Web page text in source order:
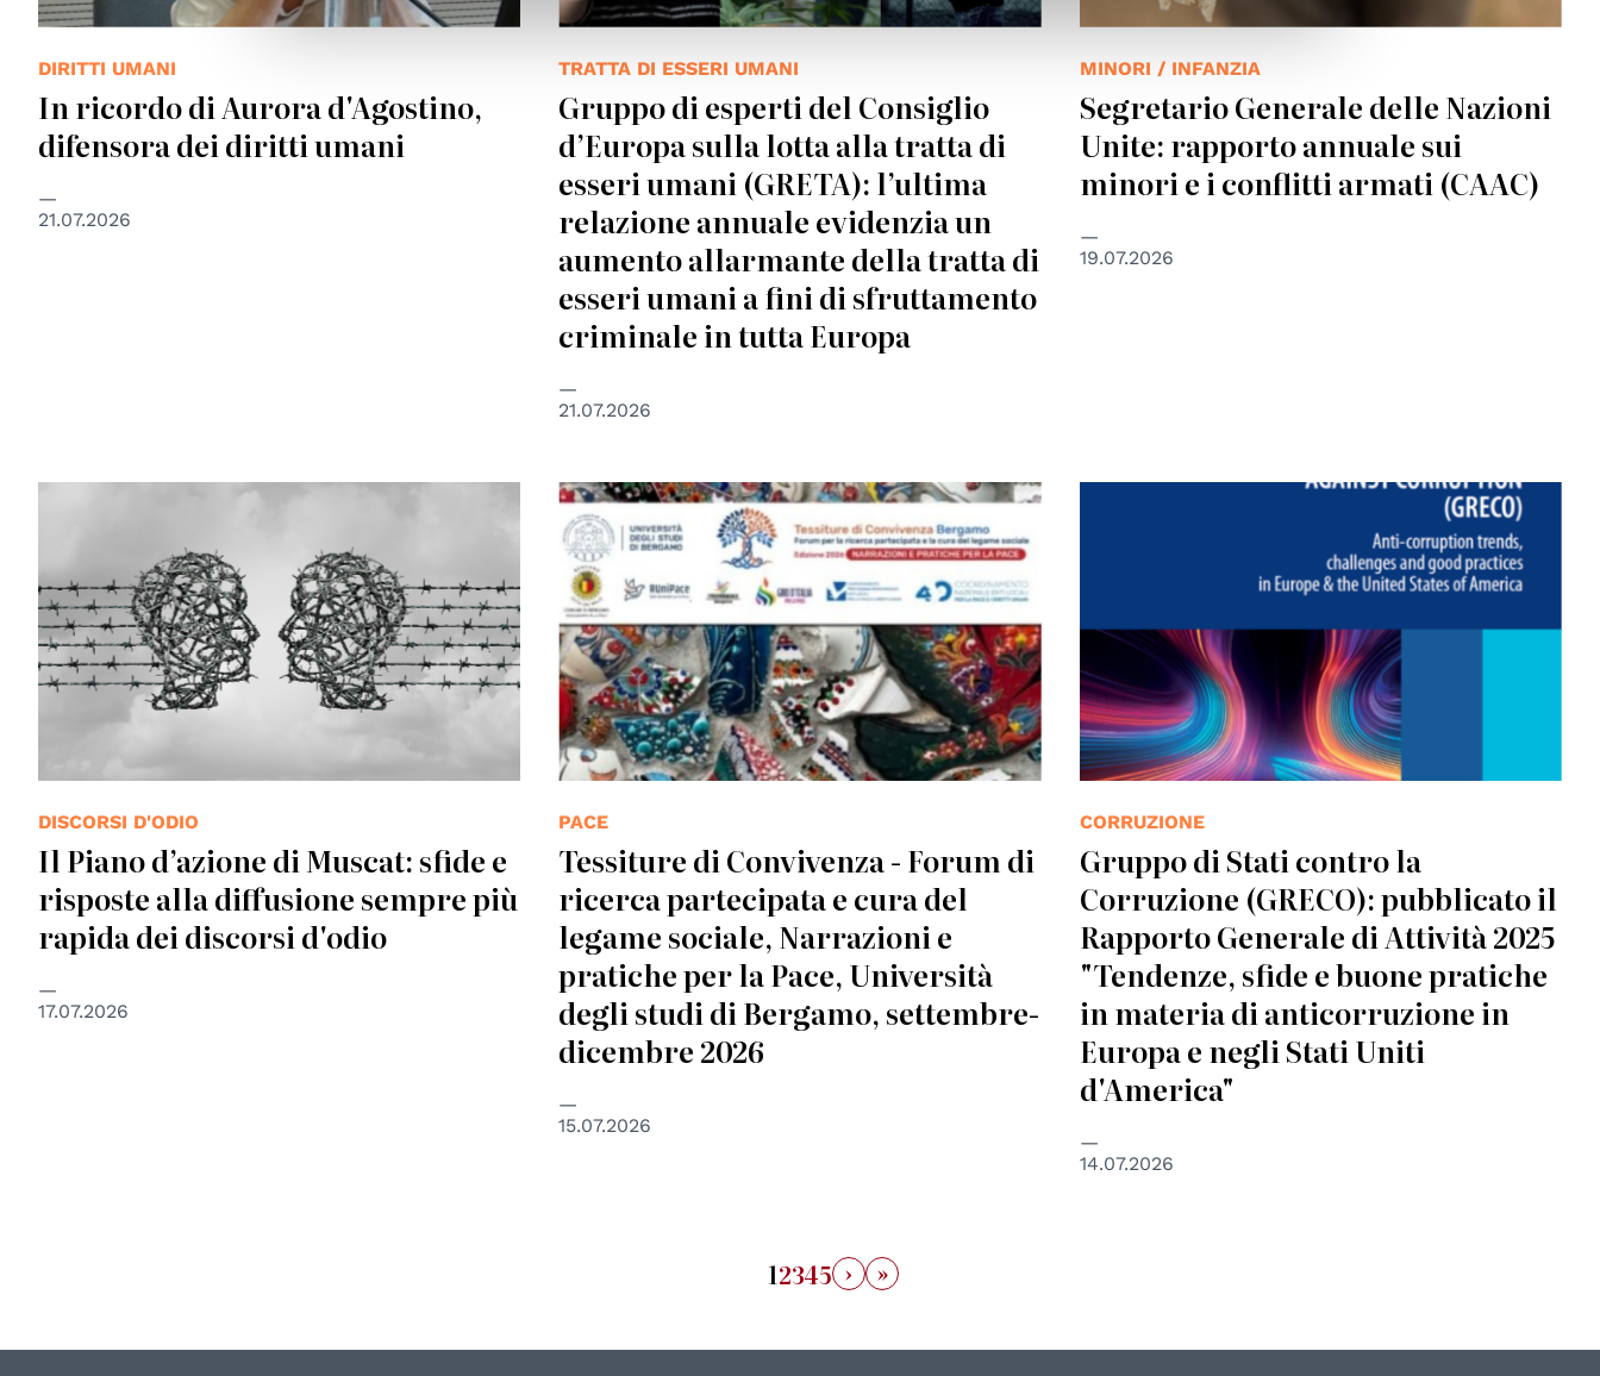
DIRITTI UMANI
In ricordo di Aurora d'Agostino,
difensora dei diritti umani
21.07.2026
TRATTA DI ESSERI UMANI
Gruppo di esperti del Consiglio
d’Europa sulla lotta alla tratta di
esseri umani (GRETA): l’ultima
relazione annuale evidenzia un
aumento allarmante della tratta di
esseri umani a fini di sfruttamento
criminale in tutta Europa
21.07.2026
MINORI / INFANZIA
Segretario Generale delle Nazioni
Unite: rapporto annuale sui
minori e i conflitti armati (CAAC)
19.07.2026
DISCORSI D'ODIO
Il Piano d’azione di Muscat: sfide e
risposte alla diffusione sempre più
rapida dei discorsi d'odio
17.07.2026
© Università degli Studi di Bologna
PACE
Tessiture di Convivenza - Forum di
ricerca partecipata e cura del
legame sociale, Narrazioni e
pratiche per la Pace, Università
degli studi di Bergamo, settembre-
dicembre 2026
15.07.2026
CORRUZIONE
Gruppo di Stati contro la
Corruzione (GRECO): pubblicato il
Rapporto Generale di Attività 2025
"Tendenze, sfide e buone pratiche
in materia di anticorruzione in
Europa e negli Stati Uniti
d'America"
14.07.2026
12345 › »